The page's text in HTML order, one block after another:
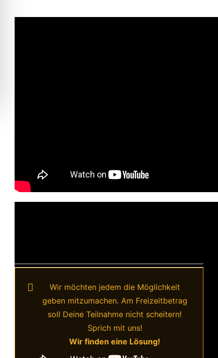
Wir möchten jedem die Möglichkeit
geben mitzumachen. Am Freizeitbetrag
soll Deine Teilnahme nicht scheitern!
Sprich mit uns!
Wir finden eine Lösung!